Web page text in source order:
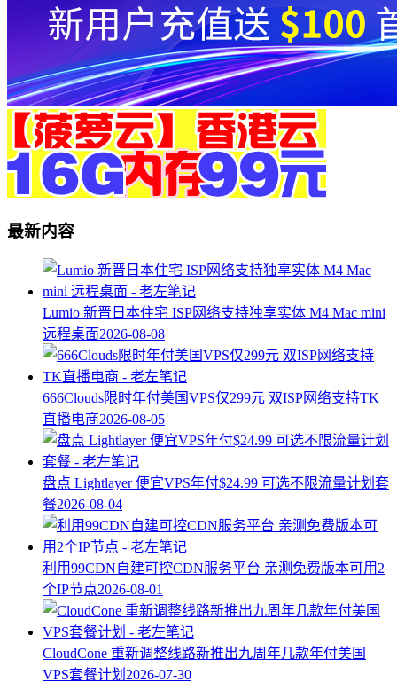
最新内容
Lumio 新晋日本住宅 ISP网络支持独享实体 M4 Mac mini
远程桌面2026-08-08
666Clouds限时年付美国VPS仅299元 双ISP网络支持TK
直播电商2026-08-05
盘点 Lightlayer 便宜VPS年付$24.99 可选不限流量计划套
餐2026-08-04
利用99CDN自建可控CDN服务平台 亲测免费版本可用2
个IP节点2026-08-01
CloudCone 重新调整线路新推出九周年几款年付美国
VPS套餐计划 2026-07-30